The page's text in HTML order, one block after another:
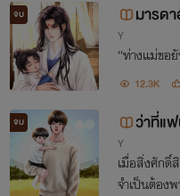
จบ มารด
Y
“ท่างแม่ขอ
12.3K
จบ
ว่าที่แ
(90s)
Y
เมื่อสิ่งศักดิ์
จำเป็นต้อง